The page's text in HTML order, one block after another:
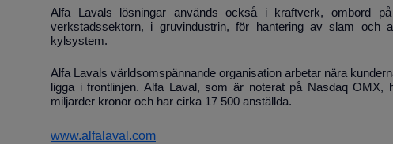
Alfa Lavals lösningar används också i kraftverk, ombord
verkstadssektorn, i gruvindustrin, för hantering av slam och
kylsystem.
Alfa Lavals världsomspännande organisation arbetar nära
ligga i frontlinjen. Alfa Laval, som är noterat på Nasdaq OMX,
miljarder kronor och har cirka 17 500 anställda.
www.alfalaval.com